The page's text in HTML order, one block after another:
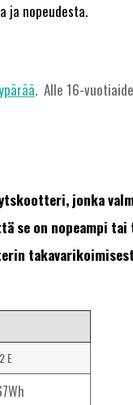
ja nopeudesta.
. Alle 16-
jonka
se on nopeampi
E